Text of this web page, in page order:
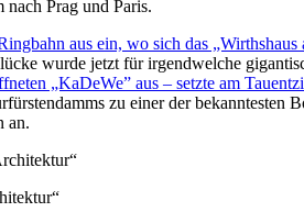
Prag und Paris.
aus ein, wo sich das
wurde jetzt für irgendwelche
„KaDeWe” aus – setzte am
zu einer der bekanntesten
an.